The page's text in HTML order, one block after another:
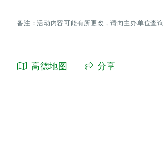
备注：活动内容可能有所更改，请向主办单位查询
高德地图 分享